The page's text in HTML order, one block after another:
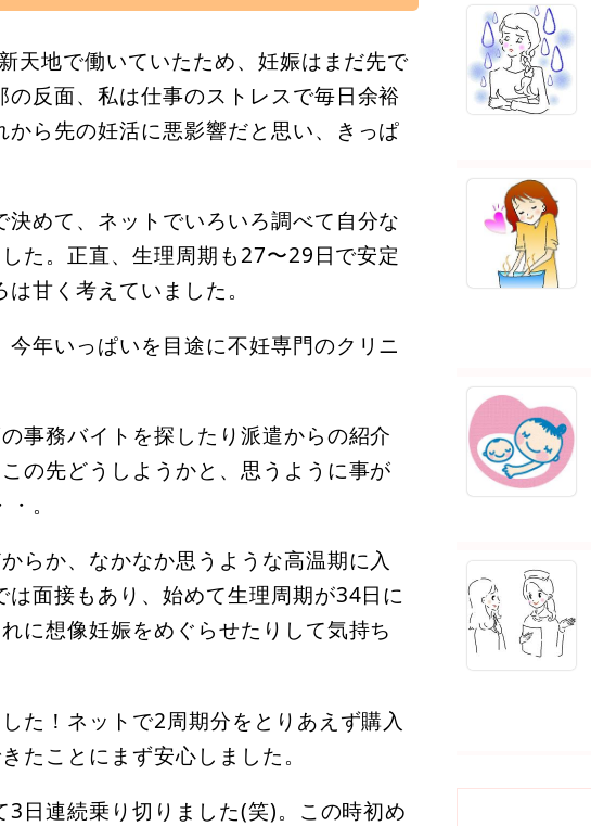
天地で働いていたため、妊娠はまだ先で
反面、私は仕事のストレスで毎日余裕
ら先の妊活に悪影響だと思い、きっぱ
めて、ネットでいろいろ調べて自分な
た。正直、生理周期も27〜29日で安定
甘く考えていました。
年いっぱいを目途に不妊専門のクリニ
事務バイトを探したり派遣からの紹介
の先どうしようかと、思うように事が
。
らか、なかなか思うような高温期に入
面接もあり、始めて生理周期が34日に
に想像妊娠をめぐらせたりして気持ち
た！ネットで2周期分をとりあえず購入
たことにまず安心しました。
日連続乗り切りました(笑)。この時初め